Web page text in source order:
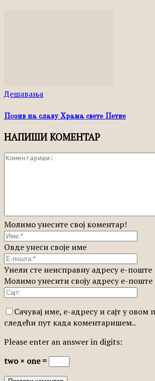
Дешавања
Позив на славу Храма свете Петке
НАПИШИ КОМЕНТАР
Молимо унесите свој коментар!
Овде унеси своје име
Унели сте неисправну адресу е-поште
Молимо унесити своју адресу е-поште
Сачувај име, е-адресу и сајт у овом
следећи пут када коментаришем..
Please enter an answer in digits:
two × one =